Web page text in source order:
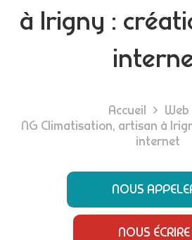
à Irigny :
Accueil
Web
NG Climatisation, artisan à
internet
NOUS
NOUS ÉCRIRE